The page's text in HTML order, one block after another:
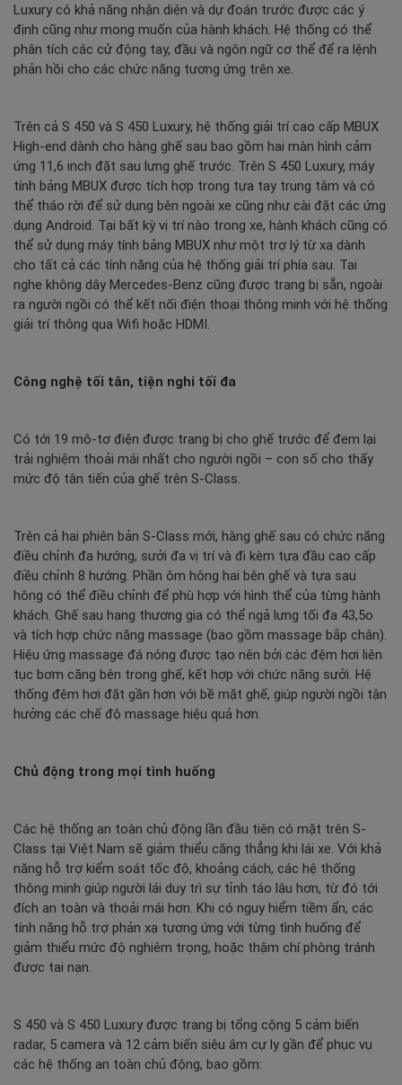
Luxury có khả năng nhận diện và dự đoán trước được các ý
định cũng như mong muốn của hành khách. Hệ thống có thể
phân tích các cử động tay, đầu và ngôn ngữ cơ thể để ra lệnh
phản hồi cho các chức năng tương ứng trên xe.
Trên cả S 450 và S 450 Luxury, hệ thống giải trí cao cấp MBUX
High-end dành cho hàng ghế sau bao gồm hai màn hình cảm
ứng 11,6 inch đặt sau lưng ghế trước. Trên S 450 Luxury, máy
tính bảng MBUX được tích hợp trong tựa tay trung tâm và có
thể tháo rời để sử dụng bên ngoài xe cũng như cài đặt các ứng
dụng Android. Tại bất kỳ vị trí nào trong xe, hành khách cũng có
thể sử dụng máy tính bảng MBUX như một trợ lý từ xa dành
cho tất cả các tính năng của hệ thống giải trí phía sau. Tai
nghe không dây Mercedes-Benz cũng được trang bị sẵn, ngoài
ra người ngồi có thể kết nối điện thoại thông minh với hệ thống
giải trí thông qua Wifi hoặc HDMI.
Công nghệ tối tân, tiện nghi tối đa
Có tới 19 mô-tơ điện được trang bị cho ghế trước để đem lại
trải nghiệm thoải mái nhất cho người ngồi – con số cho thấy
mức độ tân tiến của ghế trên S-Class.
Trên cả hai phiên bản S-Class mới, hàng ghế sau có chức năng
điều chỉnh đa hướng, sưởi đa vị trí và đi kèm tựa đầu cao cấp
điều chỉnh 8 hướng. Phần ôm hông hai bên ghế và tựa sau
hông có thể điều chỉnh để phù hợp với hình thể của từng hành
khách. Ghế sau hạng thương gia có thể ngả lưng tối đa 43,5o
và tích hợp chức năng massage (bao gồm massage bắp chân).
Hiệu ứng massage đá nóng được tạo nên bởi các đệm hơi liên
tục bơm căng bên trong ghế, kết hợp với chức năng sưởi. Hệ
thống đệm hơi đặt gần hơn với bề mặt ghế, giúp người ngồi tận
hưởng các chế độ massage hiệu quả hơn.
Chủ động trong mọi tình huống
Các hệ thống an toàn chủ động lần đầu tiên có mặt trên S-
Class tại Việt Nam sẽ giảm thiểu căng thẳng khi lái xe. Với khả
năng hỗ trợ kiểm soát tốc độ, khoảng cách, các hệ thống
thông minh giúp người lái duy trì sự tỉnh táo lâu hơn, từ đó tới
đích an toàn và thoải mái hơn. Khi có nguy hiểm tiềm ẩn, các
tính năng hỗ trợ phản xạ tương ứng với từng tình huống để
giảm thiểu mức độ nghiêm trọng, hoặc thậm chí phòng tránh
được tai nạn.
S 450 và S 450 Luxury được trang bị tổng cộng 5 cảm biến
radar, 5 camera và 12 cảm biến siêu âm cự ly gần để phục vụ
các hệ thống an toàn chủ động, bao gồm: